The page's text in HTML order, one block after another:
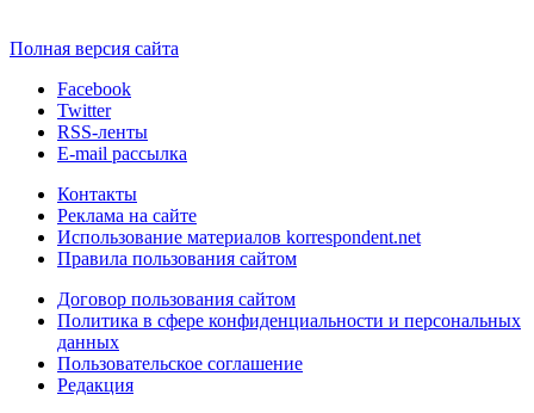
Полная версия сайта
Facebook
Twitter
RSS-ленты
E-mail рассылка
Контакты
Реклама на сайте
Использование материалов korrespondent.net
Правила пользования сайтом
Договор пользования сайтом
Политика в сфере конфиденциальности и персональных
данных
Пользовательское соглашение
Редакция